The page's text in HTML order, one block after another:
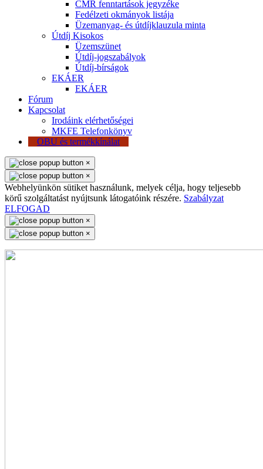
CMR fenntartások jegyzéke
Fedélzeti okmányok listája
Üzemanyag- és útdíjklauzula minta
Útdíj Kisokos
Üzemszünet
Útdíj-jogszabályok
Útdíj-bírságok
EKÁER
EKÁER
Fórum
Kapcsolat
Irodáink elérhetőségei
MKFE Telefonkönyv
OBU és termékkínálat
×
×
Webhelyünkön sütiket használunk, melyek célja, hogy teljesebb
körű szolgáltatást nyújtsunk látogatóink részére. Szabályzat
ELFOGAD
×
×